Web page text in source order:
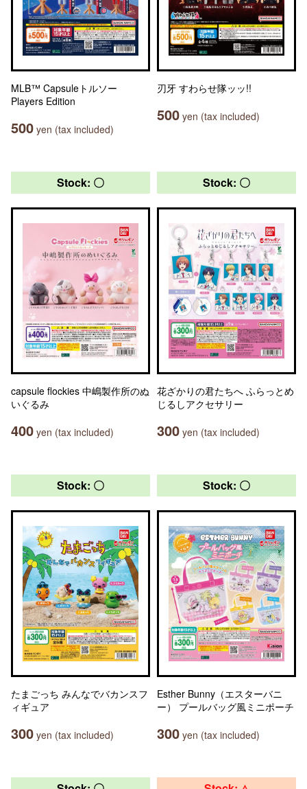
MLB™ Capsuleトルソー
Players Edition
500 yen (tax included)
刃牙 すわらせ隊ッッ!!
500 yen (tax included)
Stock: 〇
capsule flockies 中嶋製作所のぬ
いぐるみ
400 yen (tax included)
Stock: 〇
花ざかりの君たちへ ふらっとめ
じるしアクセサリー
300 yen (tax included)
Stock: 〇
たまごっち みんなでバカンスフ
ィギュア
300 yen (tax included)
Stock: 〇
Esther Bunny（エスターバニ
ー） プールバッグ風ミニポーチ
300 yen (tax included)